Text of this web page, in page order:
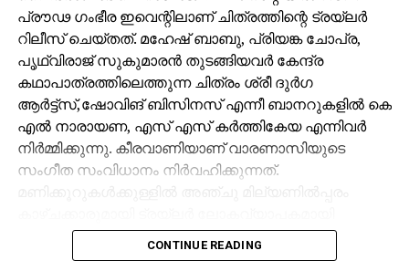
പ്രൗഢ ഗംഭീര ഇവെന്റിലാണ് ചിത്രത്തിന്റെ ട്രയ്ലർ
റിലീസ് ചെയ്തത്. മഹേഷ് ബാബു, പ്രിയങ്ക ചോപ്ര,
പൃഥ്വിരാജ് സുകുമാരൻ തുടങ്ങിയവർ കേന്ദ്ര
കഥാപാത്രത്തിലെത്തുന്ന ചിത്രം ശ്രീ ദുർഗ
ആർട്ട്സ്,ഷോവിങ് ബിസിനസ് എന്നീ ബാനറുകളിൽ കെ
എൽ നാരായണ, എസ് എസ് കർത്തികേയ എന്നിവർ
നിർമ്മിക്കുന്നു. കീരവാണിയാണ് വാരണാസിയുടെ
സംഗീത സംവിധാനം നിർവഹിക്കുന്നത്.
ട്രെൻഡിങ്ങിൽ മുന്നിലാണ്.CONTINUE READING